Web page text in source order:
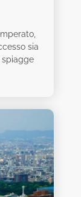
sia
spiagge